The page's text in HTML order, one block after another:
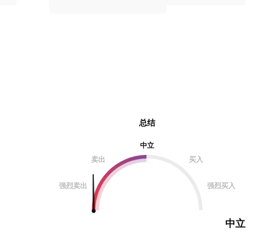
总结
中立
卖出
买入
强烈卖出 强烈买入
中立